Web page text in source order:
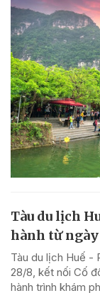
Tàu du lịch
hành từ ngày
Tàu du lịch Huế -
28/8, kết nối Cố
hành trình khám